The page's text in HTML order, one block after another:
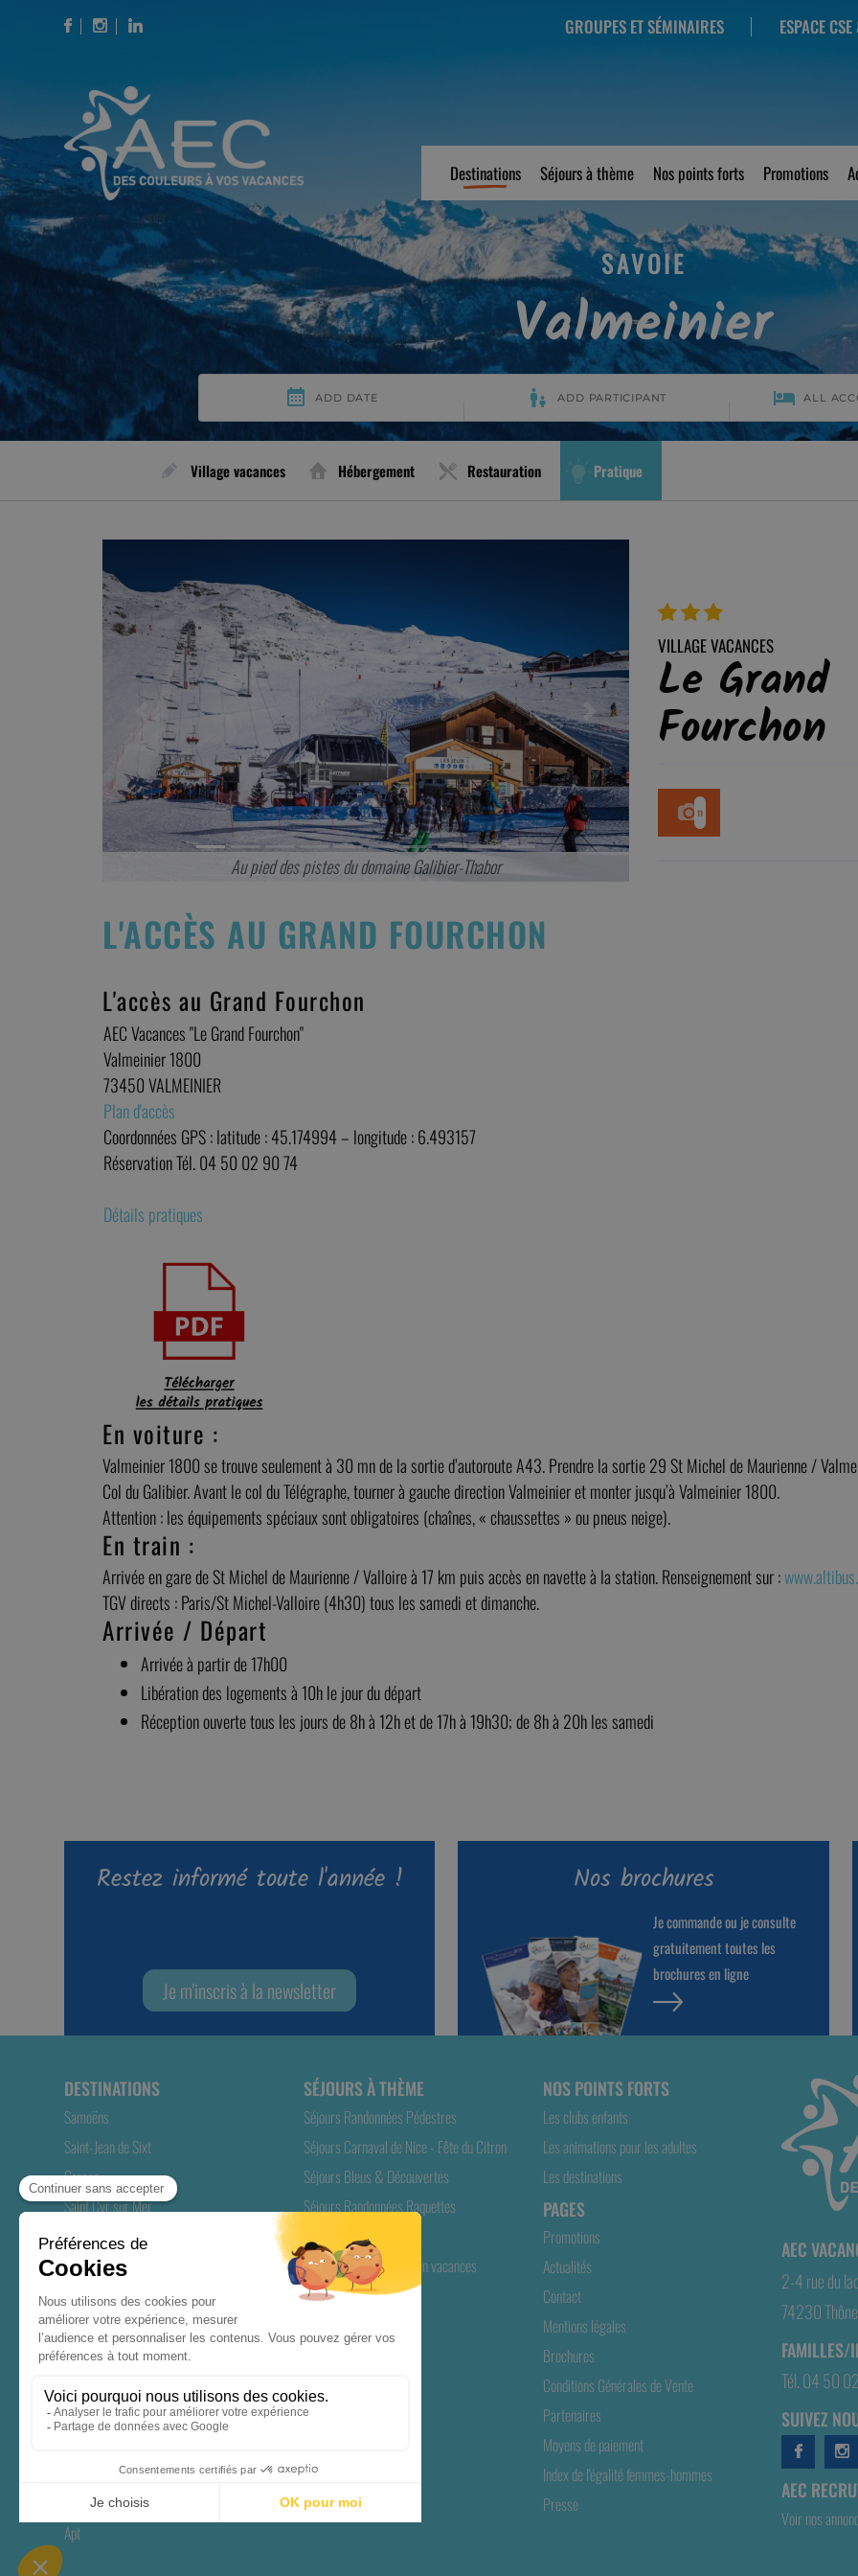
GROUPES ET SÉMINAIRES ESPACE
Destinations Séjours à thème Nos points forts Promotions
SAVOIE
Valmeinier
Village vacances Hébergement Restauration Pratique
Au pied des pistes du domaine Galibier-Thabor
Previous Next
VILLAGE VACANCES
Le Grand
Fourchon
11
L'ACCÈS AU GRAND FOURCHON
L'accès au Grand Fourchon
AEC Vacances "Le Grand Fourchon"
Valmeinier 1800
73450 VALMEINIER
Plan d'accès
Coordonnées GPS : latitude : 45.174994 – longitude : 6.493157
Réservation Tél. 04 50 02 90 74
Détails pratiques
En voiture :
Valmeinier 1800 se trouve seulement à 30 mn de la sortie d’autoroute A43. Prendre la sortie 29 St Michel de Maurienne /
Col du Galibier. Avant le col du Télégraphe, tourner à gauche direction Valmeinier et monter jusqu’à Valmeinier 1800.
Attention : les équipements spéciaux sont obligatoires (chaînes, « chaussettes » ou pneus neige).
En train :
Arrivée en gare de St Michel de Maurienne / Valloire à 17 km puis accès en navette à la station. Renseignement sur :
TGV directs : Paris/St Michel-Valloire (4h30) tous les samedi et dimanche.
Arrivée / Départ
Arrivée à partir de 17h00
Libération des logements à 10h le jour du départ
Réception ouverte tous les jours de 8h à 12h et de 17h à 19h30; de 8h à 20h les samedi
Restez informé toute l'année !
Je m'inscris à la newsletter
Nos brochures
Je commande ou je consulte
gratuitement toutes les
brochures en ligne
DESTINATIONS
Samoëns
Saint-Jean de Sixt
Grasse
Saint Cyr sur Mer
Valmeinier
Gréoux-les-Bains
Soultzeren Munster
Rémuzat
Casteljau
Biscarrosse
Saint Pierre d'Oléron
Saint-Geniès
Apt
SÉJOURS À THÈME
Séjours Randonnées Pédestres
Séjours Carnaval de Nice - Fête du Citron
Séjours Bleus & Découvertes
Séjours Randonnées Raquettes
Longs Séjours Séniors
Séjours ANCV Seniors en vacances
NOS POINTS FORTS
Les clubs enfants
Les animations pour les adultes
Les destinations
PAGES
Promotions
Actualités
Contact
Mentions légales
Brochures
Conditions Générales de Vente
Partenaires
Moyens de paiement
Index de l'égalité femmes-hommes
Presse
AEC
2-4 rue du
74230
FAMILLES/
Tél. 04 50
SUIVEZ
AEC
Voir nos